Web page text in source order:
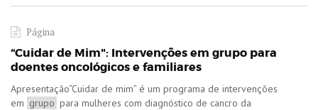
Página
“Cuidar de Mim": Intervenções em grupo para
doentes oncológicos e familiares
​Apresentação​“Cuidar de mim” é um programa de intervenções
em grupo para mulheres com diagnóstico de cancro da